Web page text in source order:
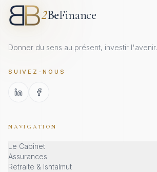
2BeFinance
Donner du sens au présent, investir l'avenir.
SUIVEZ-NOUS
NAVIGATION
Le Cabinet
Assurances
Retraite & Ishtalmut